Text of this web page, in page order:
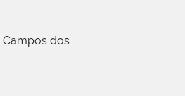
Campos dos